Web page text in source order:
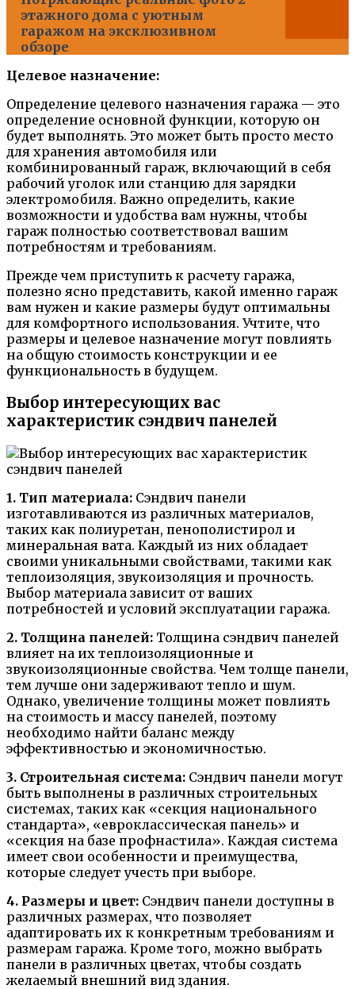
этажного дома с уютным
гаражом на эксклюзивном
обзоре
Целевое назначение:
Определение целевого назначения гаража — это
определение основной функции, которую он
будет выполнять. Это может быть просто место
для хранения автомобиля или
комбинированный гараж, включающий в себя
рабочий уголок или станцию для зарядки
электромобиля. Важно определить, какие
возможности и удобства вам нужны, чтобы
гараж полностью соответствовал вашим
потребностям и требованиям.
Прежде чем приступить к расчету гаража,
полезно ясно представить, какой именно гараж
вам нужен и какие размеры будут оптимальны
для комфортного использования. Учтите, что
размеры и целевое назначение могут повлиять
на общую стоимость конструкции и ее
функциональность в будущем.
Выбор интересующих вас
характеристик сэндвич панелей
1. Тип материала: Сэндвич панели
изготавливаются из различных материалов,
таких как полиуретан, пенополистирол и
минеральная вата. Каждый из них обладает
своими уникальными свойствами, такими как
теплоизоляция, звукоизоляция и прочность.
Выбор материала зависит от ваших
потребностей и условий эксплуатации гаража.
2. Толщина панелей: Толщина сэндвич панелей
влияет на их теплоизоляционные и
звукоизоляционные свойства. Чем толще панели,
тем лучше они задерживают тепло и шум.
Однако, увеличение толщины может повлиять
на стоимость и массу панелей, поэтому
необходимо найти баланс между
эффективностью и экономичностью.
3. Строительная система: Сэндвич панели могут
быть выполнены в различных строительных
системах, таких как «секция национального
стандарта», «евроклассическая панель» и
«секция на базе профнастила». Каждая система
имеет свои особенности и преимущества,
которые следует учесть при выборе.
4. Размеры и цвет: Сэндвич панели доступны в
различных размерах, что позволяет
адаптировать их к конкретным требованиям и
размерам гаража. Кроме того, можно выбрать
панели в различных цветах, чтобы создать
желаемый внешний вид здания.